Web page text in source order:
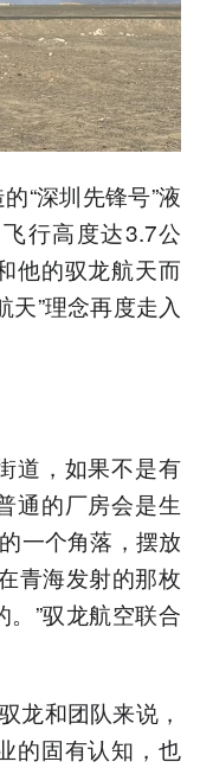
“深圳先锋号”液
行高度达3.7公
他的驭龙航天而
天”理念再度走入
道，如果不是有
通的厂房会是生
一个角落，摆放
青海发射的那枚
”驭龙航空联合
龙和团队来说，
的固有认知，也